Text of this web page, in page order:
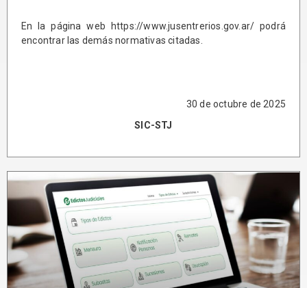
En la página web https://www.jusentrerios.gov.ar/ podrá
encontrar las demás normativas citadas.
30 de octubre de 2025
SIC-STJ